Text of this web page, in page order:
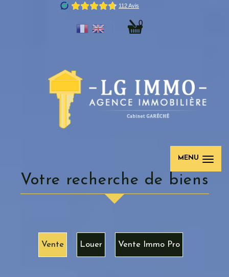
0
MENU
votre recherche de biens
Vente Louer Vente Immo Pro